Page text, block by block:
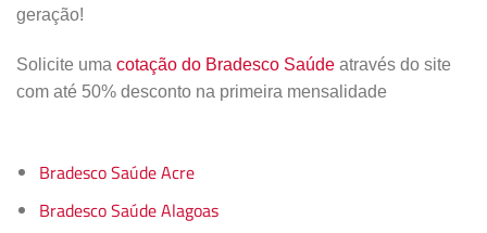
geração!
Solicite uma cotação do Bradesco Saúde através do site
com até 50% desconto na primeira mensalidade
Bradesco Saúde Acre
Bradesco Saúde Alagoas